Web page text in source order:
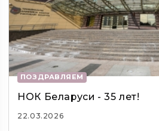
ПОЗДРАВЛЯЕМ
НОК Беларуси - 35 лет!
22.03.2026